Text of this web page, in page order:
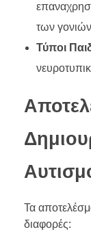
των
Τύποι
Τα
διαφορές: